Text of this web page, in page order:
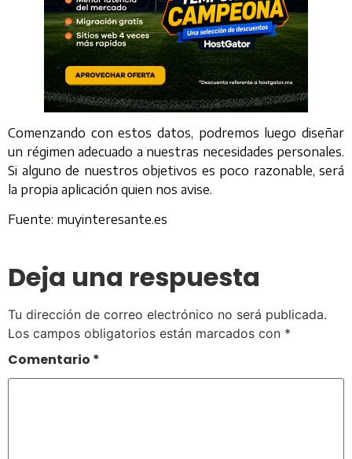
Comenzando con estos datos, podremos luego diseñar
un régimen adecuado a nuestras necesidades personales.
Si alguno de nuestros objetivos es poco razonable, será
la propia aplicación quien nos avise.
Fuente: muyinteresante.es
Deja una respuesta
Tu dirección de correo electrónico no será publicada.
Los campos obligatorios están marcados con *
Comentario *